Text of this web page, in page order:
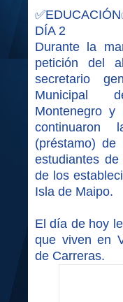
DÍA 2
Durante la
petición del
secretario
Municipal
Montenegro y
continuaron
(préstamo)
estudiantes
de los
Isla de Maipo.
El día de hoy
que viven en
de Carreras.